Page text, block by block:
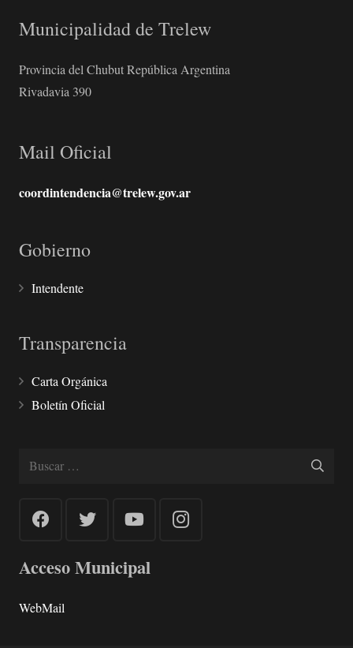
Municipalidad de Trelew
Provincia del Chubut República Argentina
Rivadavia 390
Mail Oficial
coordintendencia@trelew.gov.ar
Gobierno
Intendente
Transparencia
Carta Orgánica
Boletín Oficial
Buscar:
Acceso Municipal
WebMail